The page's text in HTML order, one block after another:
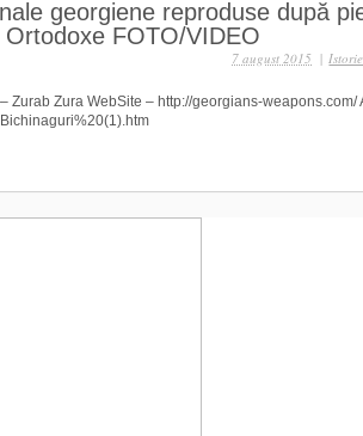
georgiene reproduse după
FOTO/VIDEO
|
7 august 2015
Zurab Zura WebSite – http://georgians-